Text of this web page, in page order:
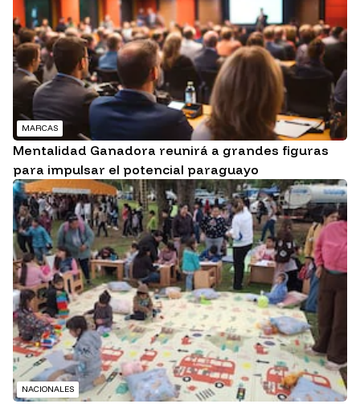
MARCAS
Mentalidad Ganadora reunirá a grandes figuras
para impulsar el potencial paraguayo
NACIONALES